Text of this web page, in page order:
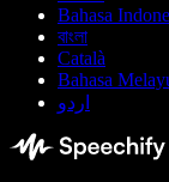
Bahasa
বাংলা
Català
Bahasa
اردو